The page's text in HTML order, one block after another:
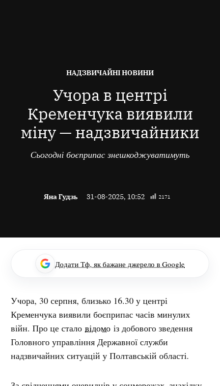
ОПУБЛІКОВАНО
НАДЗВИЧАЙНІ НОВИНИ
Учора в центрі
Кременчука виявили
міну — надзвичайники
Сьогодні боєприпас знешкоджуватимуть
Яна Гудзь 31-08-2025, 10:52 2171
Додати Тф, як бажане джерело в Google
Учора, 30 серпня, близько 16.30 у центрі
Кременчука виявили боєприпас часів минулих
війн. Про це сталовідомо із добового зведення
Головного управління Державної служби
надзвичайних ситуацій у Полтавській області.